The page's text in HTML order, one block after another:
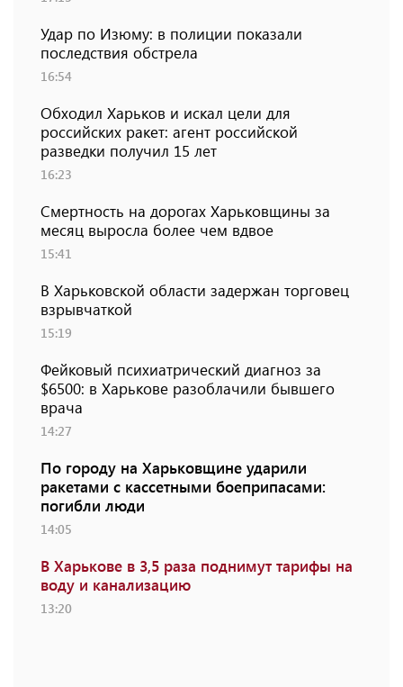
Удар по Изюму: в полиции показали
последствия обстрела
16:54
Обходил Харьков и искал цели для
российских ракет: агент российской
разведки получил 15 лет
16:23
Смертность на дорогах Харьковщины за
месяц выросла более чем вдвое
15:41
В Харьковской области задержан торговец
взрывчаткой
15:19
Фейковый психиатрический диагноз за
$6500: в Харькове разоблачили бывшего
врача
14:27
По городу на Харьковщине ударили
ракетами с кассетными боеприпасами:
погибли люди
14:05
В Харькове в 3,5 раза поднимут тарифы на
воду и канализацию
13:20